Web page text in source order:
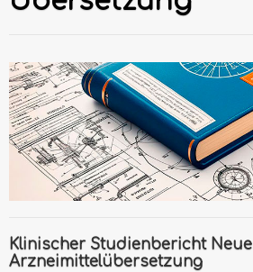
Klinischer Studienbericht Neue
Arzneimittelübersetzung